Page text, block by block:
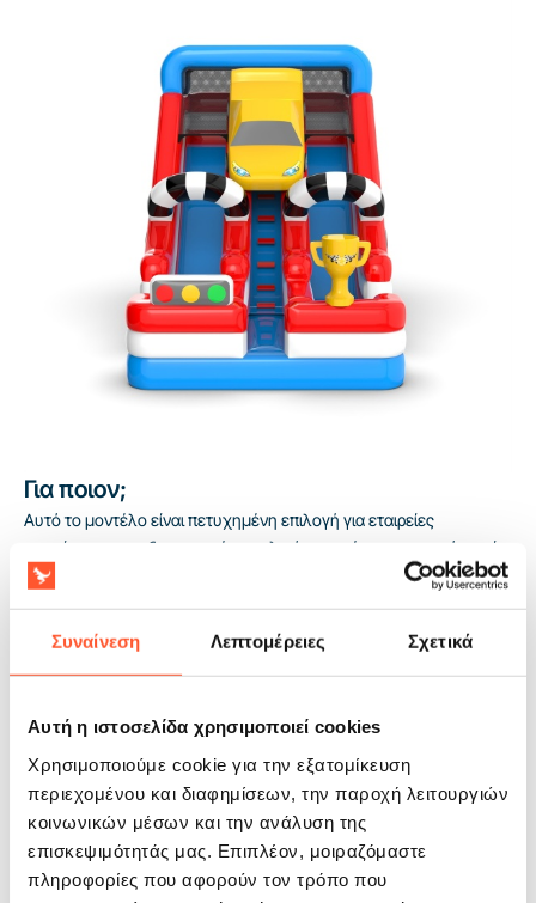
Συναίνεση Λεπτομέρειες Σχετικά
Αυτή η ιστοσελίδα χρησιμοποιεί cookies
Χρησιμοποιούμε cookie για την εξατομίκευση
περιεχομένου και διαφημίσεων, την παροχή λειτουργιών
κοινωνικών μέσων και την ανάλυση της
επισκεψιμότητάς μας. Επιπλέον, μοιραζόμαστε
πληροφορίες που αφορούν τον τρόπο που
Για ποιον;
Αυτό το μοντέλο είναι πετυχημένη επιλογή για εταιρείες
ενοικίασης που εξυπηρετούν σχολικά πανηγύρια, γειτονικά πικνίκ
και οικογενειακές εταιρικές εκδηλώσεις. Τα παιδιά άνω των 4 ετών
διαδρομές βοηθούν στην αποδοτική εξυπηρέτηση μεγαλύτερης
ομάδας μέσα σε σύντομο χρονικό παράθυρο έργου. Η
Η 2-ετής εγγύηση ενισχύει την αποδοτικότητα του προϊόντος σε
περίοδο έντονης σεζόν.